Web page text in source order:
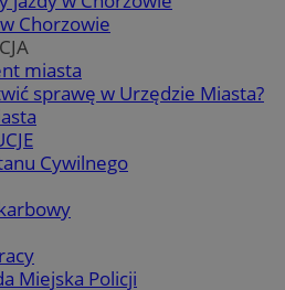
Chorzowie
miasta
sprawę w Urzędzie Miasta?
Cywilnego
Miejska Policji